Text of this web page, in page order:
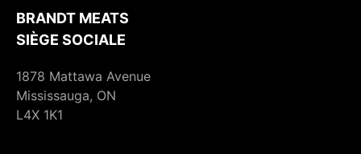
BRANDT MEATS
SIÈGE SOCIALE
1878 Mattawa Avenue
Mississauga, ON
L4X 1K1